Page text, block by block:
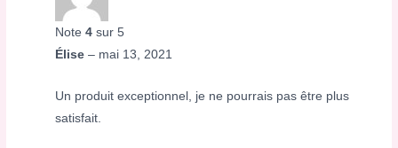
Note4 sur 5
Élise– mai 13, 2021
Un produit exceptionnel, je ne pourrais pas être plus
satisfait.